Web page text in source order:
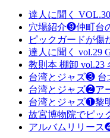
達人に聞く
穴場紹介❾仲町台
ピックガードが
達人に聞く vol.29
教則本 棚卸 vol.23
台湾とジャズ❸ 台
台湾とジャズ❷ア
台湾とジャズ❶黎
故宮博物院でピッ
アルバムリリース